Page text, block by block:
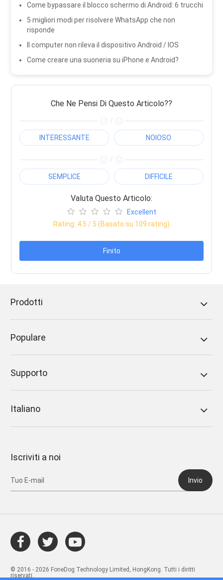
Come bypassare il blocco schermo di Android: 6 trucchi
5 migliori modi per risolvere WhatsApp che non
risponde
Il computer non rileva il dispositivo Android / IOS
Come creare una suoneria su iPhone e Android?
Che Ne Pensi Di Questo Articolo??
/
INTERESSANTE NOIOSO
/
SEMPLICE DIFFICILE
Valuta Questo Articolo:
Excellent
Rating: 4.5 / 5 (Basato su 109 rating)
Finito
Prodotti
Populare
Supporto
Italiano
Iscriviti a noi
Invio
© 2016 - 2026 FoneDog Technology Limited, HongKong. Tutti i diritti
riservati.